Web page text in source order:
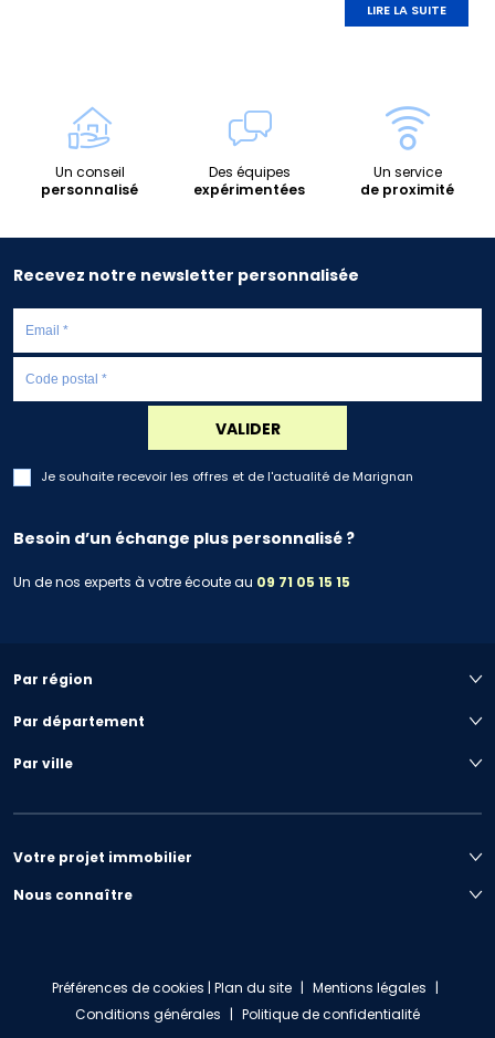
LIRE LA SUITE
Un conseil
personnalisé
Des équipes
expérimentées
Un service
de proximité
Recevez notre newsletter personnalisée
VALIDER
Je souhaite recevoir les offres et de l'actualité de Marignan
Besoin d’un échange plus personnalisé ?
Un de nos experts à votre écoute au 09 71 05 15 15
Par région
Par département
Par ville
Votre projet immobilier
Nous connaître
Préférences de cookies | Plan du site | Mentions légales |
Conditions générales | Politique de confidentialité